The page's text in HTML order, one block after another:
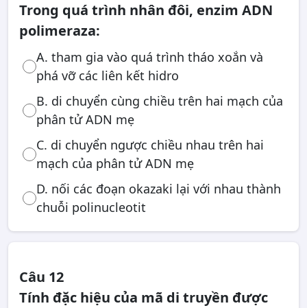
Trong quá trình nhân đôi, enzim ADN
polimeraza:
A. tham gia vào quá trình tháo xoắn và
phá vỡ các liên kết hidro
B. di chuyển cùng chiều trên hai mạch của
phân tử ADN mẹ
C. di chuyển ngược chiều nhau trên hai
mạch của phân tử ADN mẹ
D. nối các đoạn okazaki lại với nhau thành
chuỗi polinucleotit
Câu 12
Tính đặc hiệu của mã di truyền được